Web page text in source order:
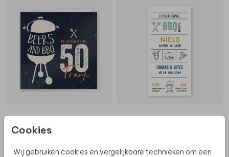
Cookies
Wij gebruiken cookies en vergelijkbare technieken om een